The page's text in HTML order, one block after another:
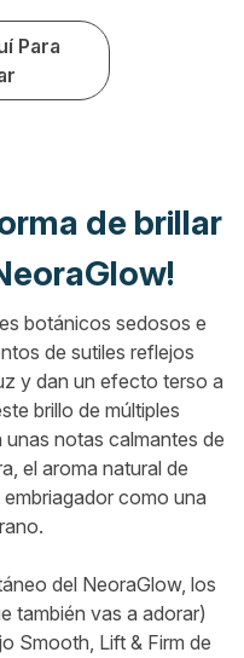
Para
de brillar
botánicos sedosos e
de sutiles reflejos
y dan un efecto terso a
brillo de múltiples
notas calmantes de
el aroma natural de
como una
del NeoraGlow, los
también vas a adorar)
Smooth, Lift & Firm de